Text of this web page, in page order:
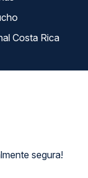
segura!
La terminal Costa Rica